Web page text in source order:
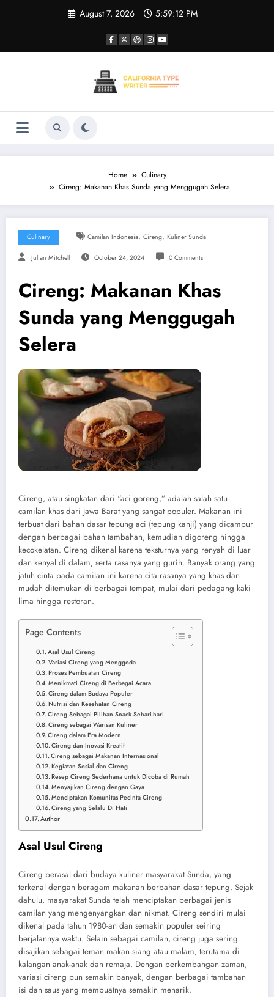
August 7, 2026 5:59:13 PM
Home
Culinary
Cireng: Makanan Khas Sunda yang Menggugah Selera
Culinary Camilan Indonesia, Cireng, Kuliner Sunda
Julian Mitchell October 24, 2024 0 Comments
Cireng: Makanan Khas
Sunda yang Menggugah
Selera
Cireng, atau singkatan dari “aci goreng,” adalah salah satu
camilan khas dari Jawa Barat yang sangat populer. Makanan ini
terbuat dari bahan dasar tepung aci (tepung kanji) yang dicampur
dengan berbagai bahan tambahan, kemudian digoreng hingga
kecokelatan. Cireng dikenal karena teksturnya yang renyah di luar
dan kenyal di dalam, serta rasanya yang gurih. Banyak orang yang
jatuh cinta pada camilan ini karena cita rasanya yang khas dan
mudah ditemukan di berbagai tempat, mulai dari pedagang kaki
lima hingga restoran.
Page Contents
Asal Usul Cireng
Variasi Cireng yang Menggoda
Proses Pembuatan Cireng
Menikmati Cireng di Berbagai Acara
Cireng dalam Budaya Populer
Nutrisi dan Kesehatan Cireng
Cireng Sebagai Pilihan Snack Sehari-hari
Cireng sebagai Warisan Kuliner
Cireng dalam Era Modern
Cireng dan Inovasi Kreatif
Cireng sebagai Makanan Internasional
Kegiatan Sosial dan Cireng
Resep Cireng Sederhana untuk Dicoba di Rumah
Menyajikan Cireng dengan Gaya
Menciptakan Komunitas Pecinta Cireng
Cireng yang Selalu Di Hati
Author
Asal Usul Cireng
Cireng berasal dari budaya kuliner masyarakat Sunda, yang
terkenal dengan beragam makanan berbahan dasar tepung. Sejak
dahulu, masyarakat Sunda telah menciptakan berbagai jenis
camilan yang mengenyangkan dan nikmat. Cireng sendiri mulai
dikenal pada tahun 1980-an dan semakin populer seiring
berjalannya waktu. Selain sebagai camilan, cireng juga sering
disajikan sebagai teman makan siang atau malam, terutama di
kalangan anak-anak dan remaja. Dengan perkembangan zaman,
variasi cireng pun semakin banyak, dengan berbagai tambahan
isi dan saus yang membuatnya semakin menarik.